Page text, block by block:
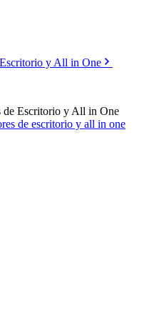
y All in One
de Escritorio y All in One
de escritorio y all in one